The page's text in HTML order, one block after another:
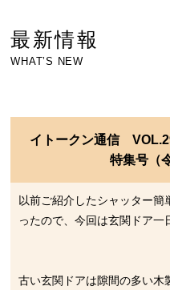
最新情報
WHAT’S NEW
イトークン通信
特集号（
以前ご紹介したシャッター
ったので、今回は玄関ドア一
古い玄関ドアは隙間の多い木